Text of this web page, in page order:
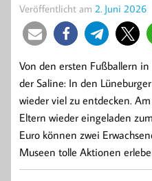
Veröffentlicht am 2. Juni 2026
Von den ersten Fußballern
der Saline: In den
wieder viel zu entdecken.
Eltern wieder eingeladen
Euro können zwei
Museen tolle Aktionen